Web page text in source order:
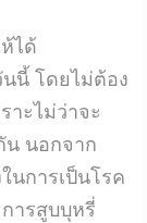
ได้
นี้ โดยไม่ต้อง
าะไม่ว่าจะ
น นอกจาก
นการเป็นโรค
ารสูบบุหรี่